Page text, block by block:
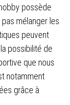
possède
mélanger les
peuvent
possibilité de
que nous
notamment
grâce à